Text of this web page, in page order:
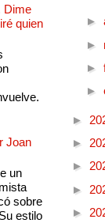
Dime
quien
Joan
un
sobre
estilo
►
►
►
►
►
►
►
►
►